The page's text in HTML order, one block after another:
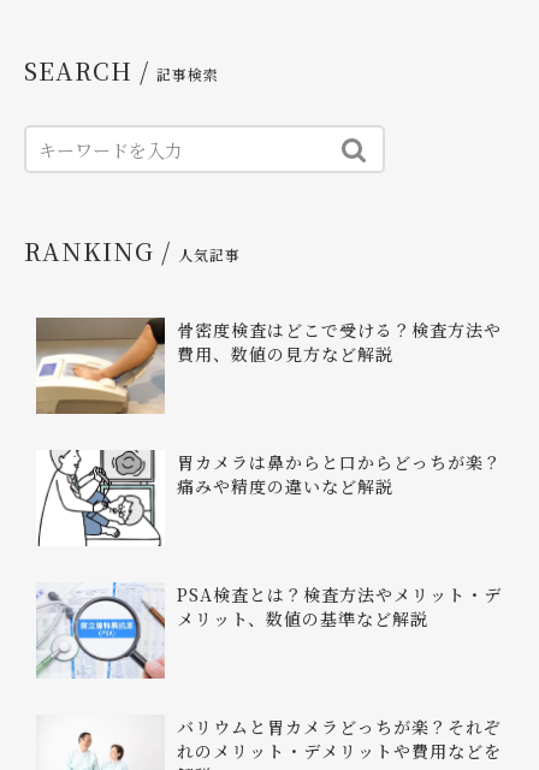
SEARCH / 記事検索
RANKING / 人気記事
骨密度検査はどこで受ける？検査方法や
費用、数値の見方など解説
胃カメラは鼻からと口からどっちが楽？
痛みや精度の違いなど解説
PSA検査とは？検査方法やメリット・デ
メリット、数値の基準など解説
バリウムと胃カメラどっちが楽？それぞ
れのメリット・デメリットや費用などを